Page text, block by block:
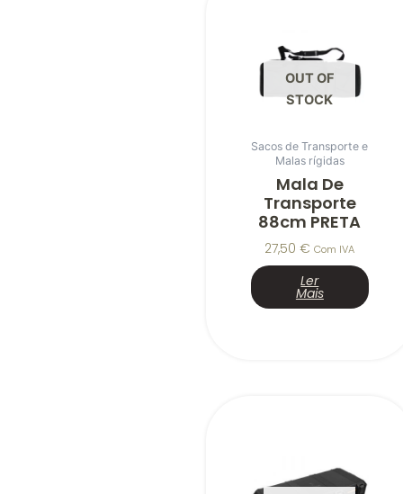
OUT OF
STOCK
Sacos de Transporte e
Malas rígidas
Mala De
Transporte
88cm PRETA
27,50€ Com IVA
Ler
Mais